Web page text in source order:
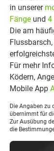
in unserer
Fänge und 4
Die am
Für mehr
Ködern,
Mobile App
Die Angaben zu
übernimmt für
Zur Ausübung
die